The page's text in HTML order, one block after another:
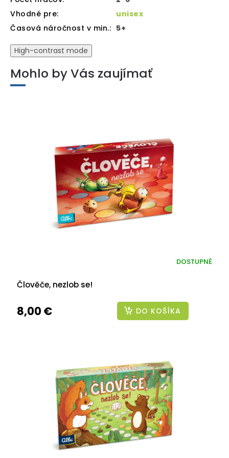
Vhodné pre:
unisex
Časová náročnost v min.: 5+
High-contrast mode
Mohlo by Vás zaujímať
Člověče, nezlob se!
DOSTUPNÉ
8,00 € DO KOŠÍKA